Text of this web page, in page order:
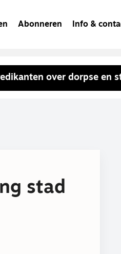
Abonneren Info &
over dorpse en
stad